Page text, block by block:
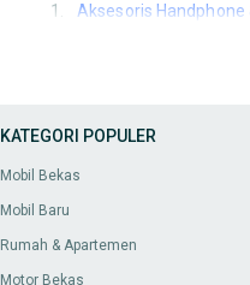
Aksesoris Handphone
mendukung hobi atau
KATEGORI POPULER
Mobil Bekas
Mobil Baru
Rumah & Apartemen
Motor Bekas